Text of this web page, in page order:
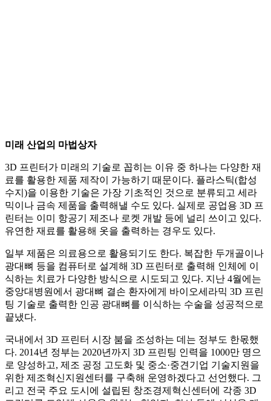
미래 산업의 마법상자
3D 프린터가 미래의 기술로 꼽히는 이유 중 하나는 다양한 재
료를 활용한 제품 제작이 가능하기 때문이다. 플라스틱(합성
수지)을 이용한 기술은 가장 기초적인 것으로 분류되고 세라
믹이나 금속 제품을 출력해낼 수도 있다. 실제로 공업용 3D 프
린터는 이미 항공기 제조나 로켓 개발 등에 널리 쓰이고 있다.
유연한 재료를 활용해 옷을 출력하는 경우도 있다.
일부 제품은 의료용으로 활용되기도 한다. 복잡한 두개골이나
광대뼈 등을 컴퓨터로 설계해 3D 프린터로 출력해 인체에 이
식하는 치료가 다양한 방식으로 시도되고 있다. 지난 4월에는
중앙대병원에서 광대뼈 결손 환자에게 바이오세라믹 3D 프린
팅 기술로 출력한 인공 광대뼈를 이식하는 수술을 성공적으로
끝냈다.
국내에서 3D 프린터 시장 붐을 조성하는 데는 정부도 한몫했
다. 2014년 정부는 2020년까지 3D 프린팅 인력을 1000만 명으
로 양성하고, 제조 공정 고도화 및 중소·중견기업 기술지원을
위한 제조혁신지원센터를 구축해 운영하겠다고 선언했다. 그
리고 전국 주요 도시에 설립된 창조경제혁신센터에 각종 3D